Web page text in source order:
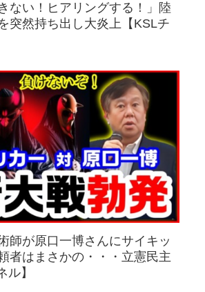
ない！ヒアリングする！」陸
突然持ち出し大炎上【KSLチ
師が原口一博さんにサイキッ
者はまさかの・・・立憲民主
ル】